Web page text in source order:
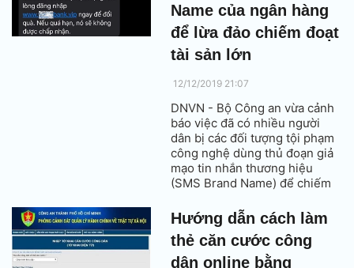
Name của ngân hàng
để lừa đảo chiếm đoạt
tài sản lớn
12/12/2019 21:07
DNVN - Bộ Công an vừa cảnh
báo việc đã có nhiều người
dân bị các đối tượng tội phạm
công nghệ dùng thủ đoạn giả
mạo tin nhắn thương hiệu
(SMS Brand Name) để chiếm
Đây là thủ đoạn hoàn toàn mới
và rất tinh vi.
Hướng dẫn cách làm
thẻ căn cước công
dân online bằng